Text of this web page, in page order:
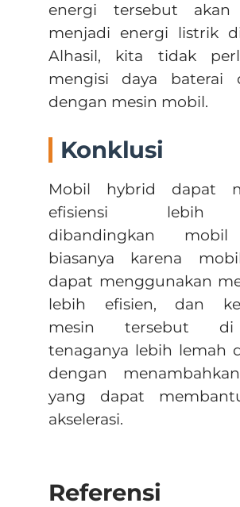
energi tersebut akan
menjadi energi listrik
Alhasil, kita tidak
mengisi daya baterai
dengan mesin mobil.
Konklusi
Mobil hybrid dapat
efisiensi lebih
dibandingkan
biasanya karena
dapat menggunakan
lebih efisien, dan
mesin tersebut
tenaganya lebih lemah
dengan
yang dapat
akselerasi.
Referensi